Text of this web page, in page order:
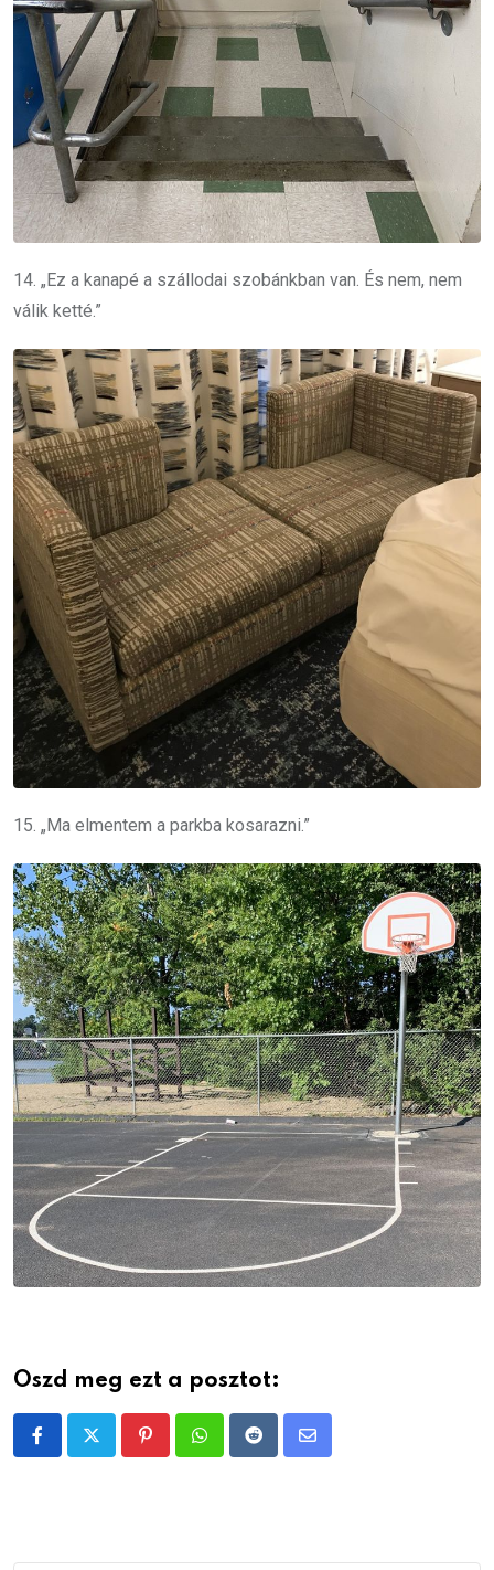
14. „Ez a kanapé a szállodai szobánkban van. És nem, nem
válik ketté.”
15. „Ma elmentem a parkba kosarazni.”
Oszd meg ezt a posztot:
PinterestWhatsappRedditShare